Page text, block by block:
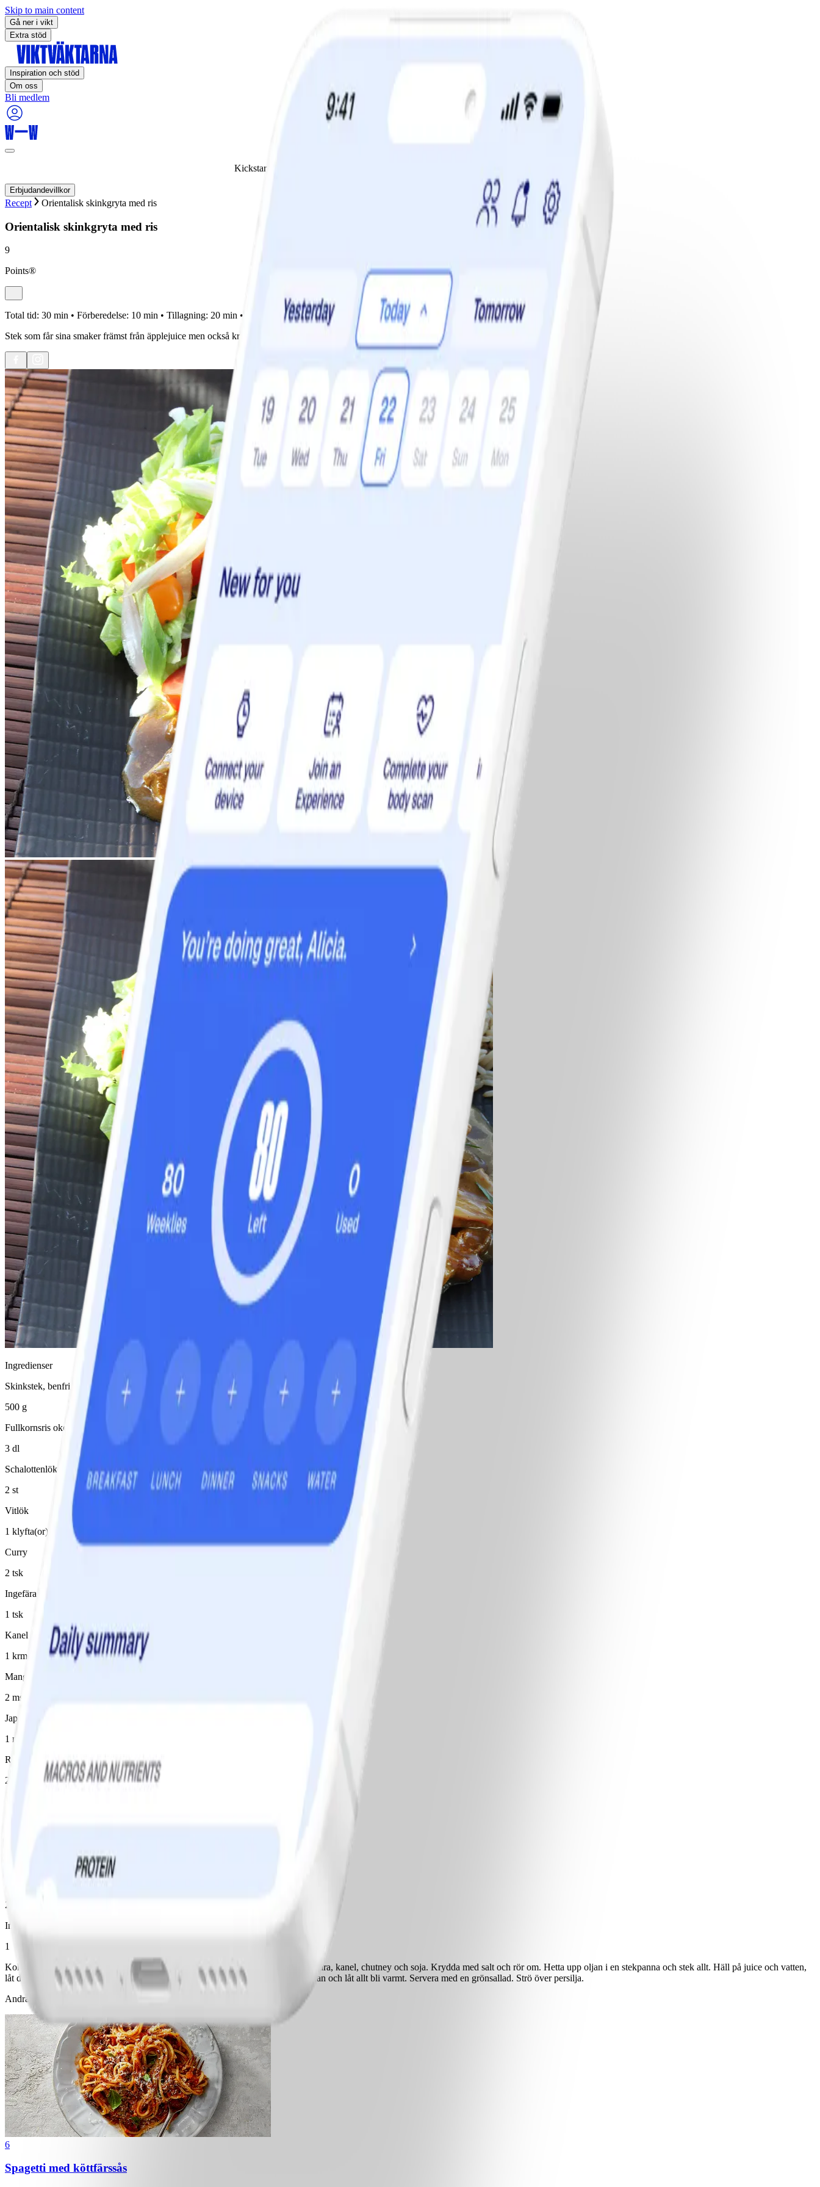
Skip to main content
Gå ner i vikt
Extra stöd
Inspiration och stöd
Om oss
Bli medlem
Kickstarta din viktminskningsresa nu! Spara 50% när du tecknar 12 månaders medlemskap.
Erbjudandevillkor
Recept Orientalisk skinkgryta med ris
Orientalisk skinkgryta med ris
9
Points®
Total tid: 30 min • Förberedelse: 10 min • Tillagning: 20 min • 4 •Svårighetsgrad:Lätt
Stek som får sina smaker främst från äpplejuice men också kryddor som vitlök, ingefära och mango chutney.
Ingredienser
Skinkstek, benfri (fett bortskuret)
500 g
Fullkornsris okokt (100% fullkorn)
3 dl
Schalottenlök
2 st
Vitlök
1 klyfta(or)
Curry
2 tsk
Ingefära
1 tsk
Kanel
1 krm
Mango chutney
2 msk
Japansk soja
1 msk, japansk
Rapsolja
2 tsk
2 tsk
Instruktioner
1
Koka riset. Strimla skinka, lök och vitlök och lägg i en skål. Häll över curry, ingefära, kanel, chutney och soja. Krydda med salt och rör om. Hetta upp oljan i en stekpanna och stek allt. Häll på juice och vatten,
låt det koka ca 4 min. Blanda potatismjöl med 1 msk vatten och rör ner det i pannan och låt allt bli varmt. Servera med en grönsallad. Strö över persilja.
Andra gillade också
6
Spagetti med köttfärssås